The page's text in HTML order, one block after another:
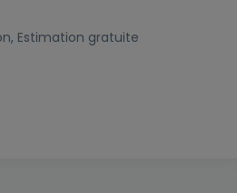
l'enceinte de notre entreprise
dorénavant toutes ces
, Estimation gratuite